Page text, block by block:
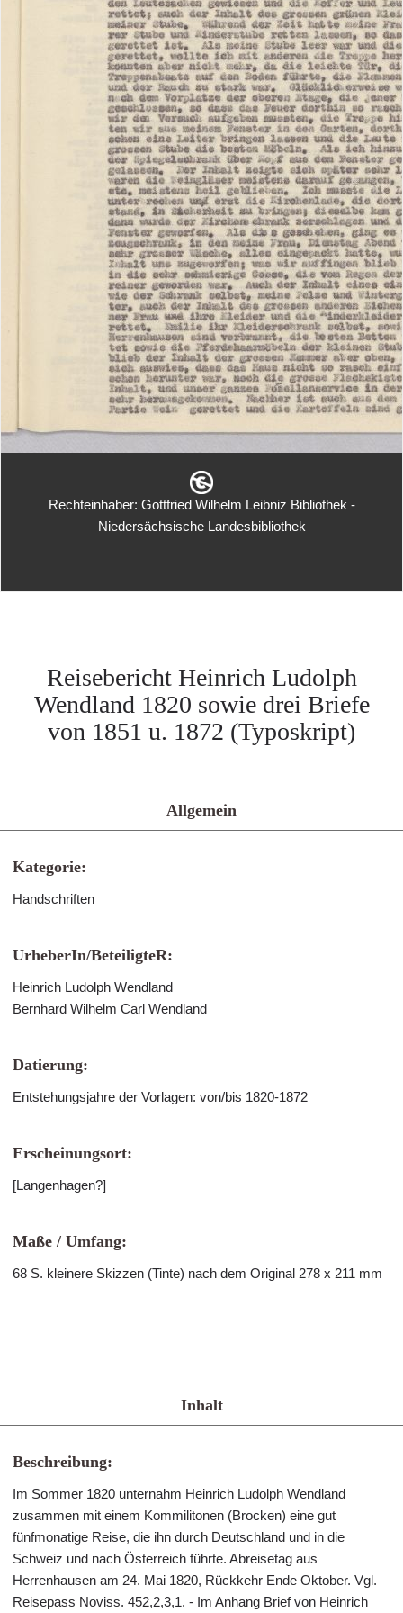
Rechteinhaber: Gottfried Wilhelm Leibniz Bibliothek -
Niedersächsische Landesbibliothek
Reisebericht Heinrich Ludolph
Wendland 1820 sowie drei Briefe
von 1851 u. 1872 (Typoskript)
Allgemein
Kategorie:
Handschriften
UrheberIn/BeteiligteR:
Heinrich Ludolph Wendland
Bernhard Wilhelm Carl Wendland
Datierung:
Entstehungsjahre der Vorlagen: von/bis 1820-1872
Erscheinungsort:
[Langenhagen?]
Maße / Umfang:
68 S. kleinere Skizzen (Tinte) nach dem Original 278 x 211 mm
Inhalt
Beschreibung:
Im Sommer 1820 unternahm Heinrich Ludolph Wendland
zusammen mit einem Kommilitonen (Brocken) eine gut
fünfmonatige Reise, die ihn durch Deutschland und in die
Schweiz und nach Österreich führte. Abreisetag aus
Herrenhausen am 24. Mai 1820, Rückkehr Ende Oktober. Vgl.
Reisepass Noviss. 452,2,3,1. - Im Anhang Brief von Heinrich